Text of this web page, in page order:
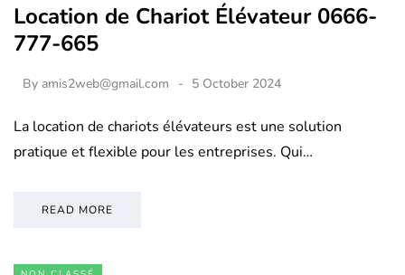
Location de Chariot Élévateur 0666-
777-665
By amis2web@gmail.com 5 October 2024
La location de chariots élévateurs est une solution
pratique et flexible pour les entreprises. Qui…
READ MORE